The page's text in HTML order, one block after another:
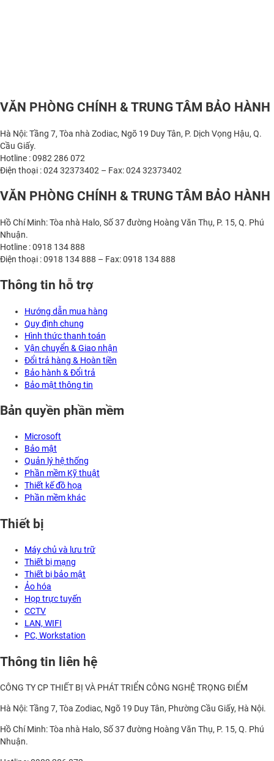
VĂN PHÒNG CHÍNH & TRUNG TÂM BẢO HÀNH
Hà Nội: Tầng 7, Tòa nhà Zodiac, Ngõ 19 Duy Tân, P. Dịch Vọng Hậu, Q.
Cầu Giấy.
Hotline : 0982 286 072
Điện thoại : 024 32373402 – Fax: 024 32373402
VĂN PHÒNG CHÍNH & TRUNG TÂM BẢO HÀNH
Hồ Chí Minh: Tòa nhà Halo, Số 37 đường Hoàng Văn Thụ, P. 15, Q. Phú
Nhuận.
Hotline : 0918 134 888
Điện thoại : 0918 134 888 – Fax: 0918 134 888
Thông tin hỗ trợ
Hướng dẫn mua hàng
Quy định chung
Hình thức thanh toán
Vận chuyển & Giao nhận
Đổi trả hàng & Hoàn tiền
Bảo hành & Đổi trả
Bảo mật thông tin
Bản quyền phần mềm
Microsoft
Bảo mật
Quản lý hệ thống
Phần mềm Kỹ thuật
Thiết kế đồ họa
Phần mềm khác
Thiết bị
Máy chủ và lưu trữ
Thiết bị mạng
Thiết bị bảo mật
Ảo hóa
Họp trực tuyến
CCTV
LAN, WIFI
PC, Workstation
Thông tin liên hệ
CÔNG TY CP THIẾT BỊ VÀ PHÁT TRIỂN CÔNG NGHỆ TRỌNG ĐIỂM
Hà Nội: Tầng 7, Tòa Zodiac, Ngõ 19 Duy Tân, Phường Cầu Giấy, Hà Nội.
Hồ Chí Minh: Tòa nhà Halo, Số 37 đường Hoàng Văn Thụ, P. 15, Q. Phú
Nhuận.